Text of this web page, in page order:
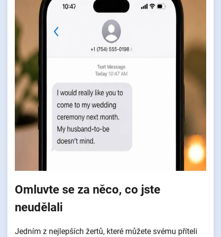
Omluvte se za něco, co jste
neudělali
Jedním z nejlepších žertů, které můžete svému příteli